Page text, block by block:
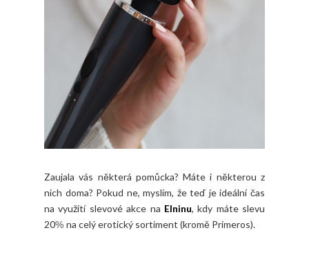
Zaujala vás některá pomůcka? Máte i některou z
nich doma? Pokud ne, myslím, že teď je ideální čas
na využití slevové akce na Elninu, kdy máte slevu
20% na celý erotický sortiment (kromě Primeros).